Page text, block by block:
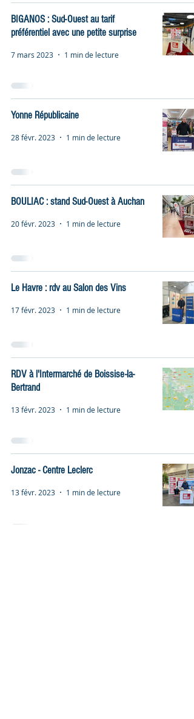
BIGANOS : Sud-Ouest au tarif
préférentiel avec une petite surprise
7 mars 2023 1 min de lecture
Yonne Républicaine
28 févr. 2023 1 min de lecture
BOULIAC : stand Sud-Ouest à Auchan
20 févr. 2023 1 min de lecture
Le Havre : rdv au Salon des Vins
17 févr. 2023 1 min de lecture
RDV à l'Intermarché de Boissise-la-
Bertrand
13 févr. 2023 1 min de lecture
Jonzac - Centre Leclerc
13 févr. 2023 1 min de lecture